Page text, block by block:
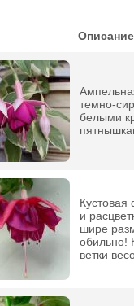
Описание
темно-
белыми
и
шире
обильно!
ветки